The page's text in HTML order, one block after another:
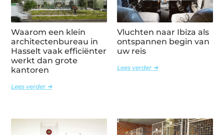
Waarom een klein
architectenbureau in
Hasselt vaak efficiënter
werkt dan grote
kantoren
Lees verder ➜
Vluchten naar Ibiza als
ontspannen begin van
uw reis
Lees verder ➜